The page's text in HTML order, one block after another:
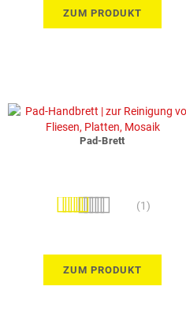
ZUM PRODUKT
Pad-Brett
Bewertung: (1)
ZUM PRODUKT